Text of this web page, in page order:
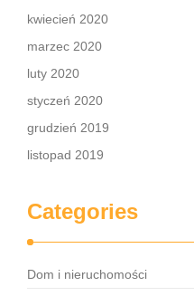
kwiecień 2020
marzec 2020
luty 2020
styczeń 2020
grudzień 2019
listopad 2019
Categories
Dom i nieruchomości